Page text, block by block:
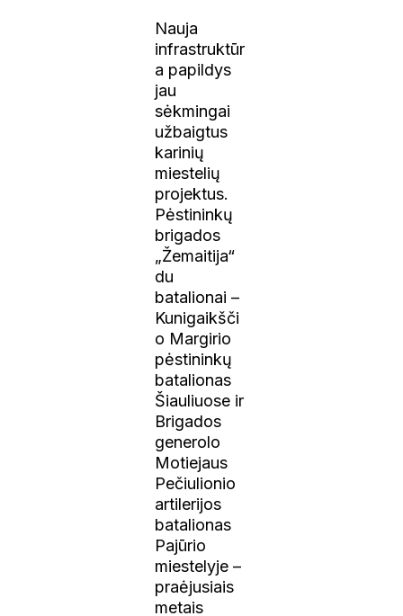
Nauja
infrastruktūr
a papildys
jau
sėkmingai
užbaigtus
karinių
miestelių
projektus.
Pėstininkų
brigados
„Žemaitija“
du
batalionai –
Kunigaikšči
o Margirio
pėstininkų
batalionas
Šiauliuose ir
Brigados
generolo
Motiejaus
Pečiulionio
artilerijos
batalionas
Pajūrio
miestelyje –
praėjusiais
metais